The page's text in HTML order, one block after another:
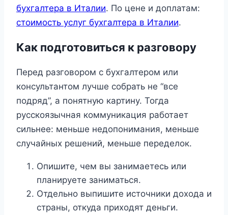
бухгалтера в Италии. По цене и доплатам:
стоимость услуг бухгалтера в Италии.
Как подготовиться к разговору
Перед разговором с бухгалтером или
консультантом лучше собрать не “все
подряд”, а понятную картину. Тогда
русскоязычная коммуникация работает
сильнее: меньше недопонимания, меньше
случайных решений, меньше переделок.
Опишите, чем вы занимаетесь или
планируете заниматься.
Отдельно выпишите источники дохода и
страны, откуда приходят деньги.